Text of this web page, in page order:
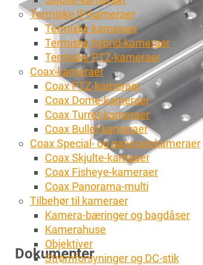
Termiske IP-kameraer
Termiske kameraer
Termiske hybrid-kameraer
Termiske PTZ-kameraer
Coax-kameraer
Coax PTZ-kameraer
Coax Dome-kameraer
Coax Turret-kameraer
Coax Bullet-kameraer
Coax Special- og panoramkameraer
Coax Skjulte-kameaer
Coax Fisheye-kameraer
Coax Panorama-multi
Tilbehør til kameraer
Kamera-bæringer og bagdåser
Kamerahuse
Objektiver
Strømforsyninger og DC-stik
Dokumenter